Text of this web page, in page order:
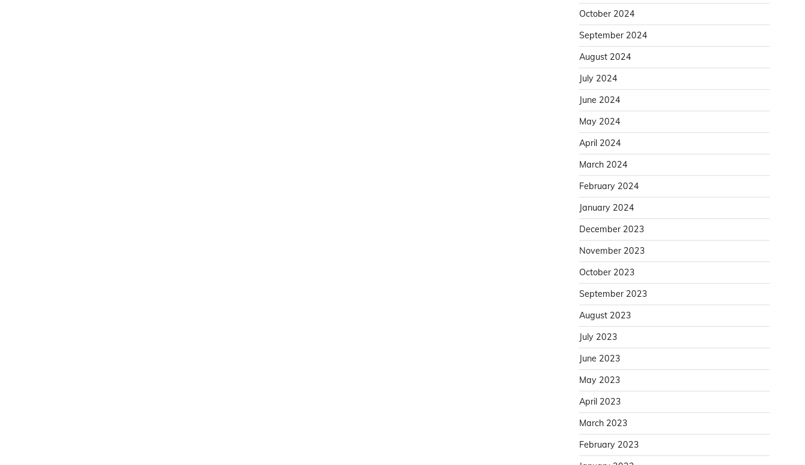
October 2024
September 2024
August 2024
July 2024
June 2024
May 2024
April 2024
March 2024
February 2024
January 2024
December 2023
November 2023
October 2023
September 2023
August 2023
July 2023
June 2023
May 2023
April 2023
March 2023
February 2023